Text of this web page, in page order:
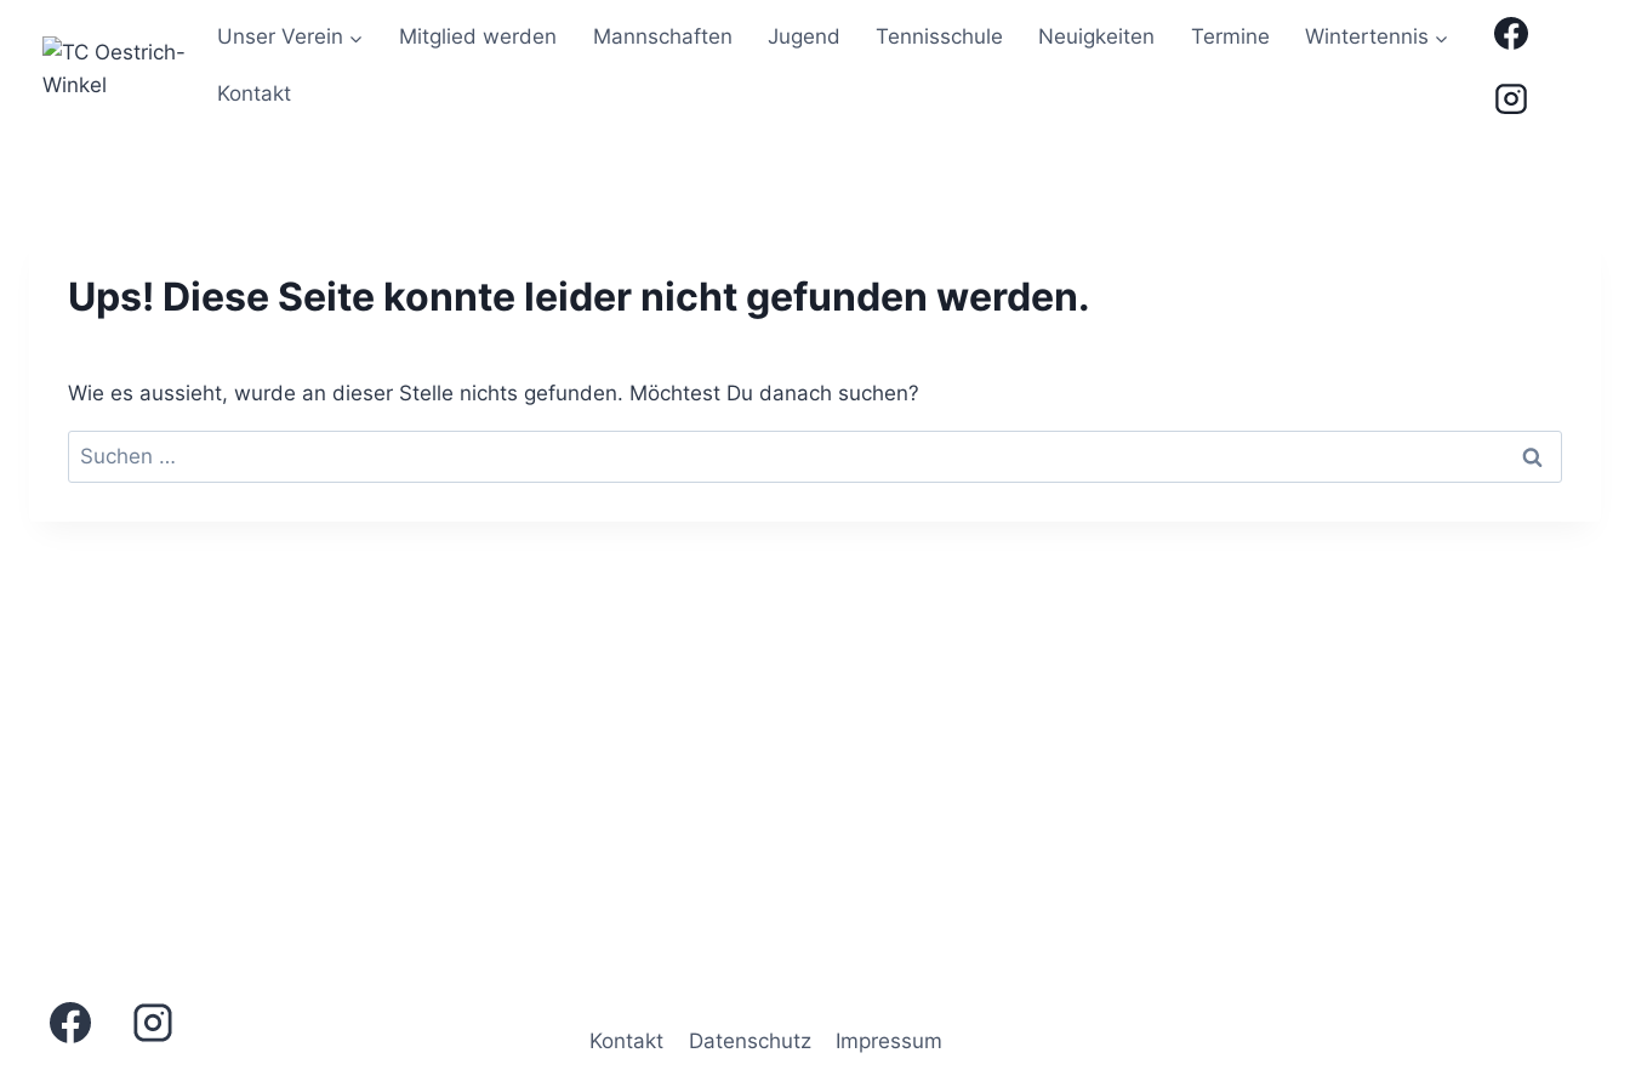
Inhalt
springen
Unser Verein Mitglied werden Mannschaften Jugend Tennisschule Neuigkeiten Termine Wintertennis
Kontakt
Ups! Diese Seite konnte leider nicht gefunden werden.
Wie es aussieht, wurde an dieser Stelle nichts gefunden. Möchtest Du danach suchen?
Suchen
nach:
Kontakt Datenschutz Impressum